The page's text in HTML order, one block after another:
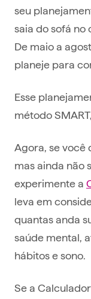
seu
saia do sofá no
De maio a
planeje para
Esse
método
Agora, se você
mas ainda não
experimente a
leva em
quantas anda
saúde mental,
hábitos e sono.
Se a